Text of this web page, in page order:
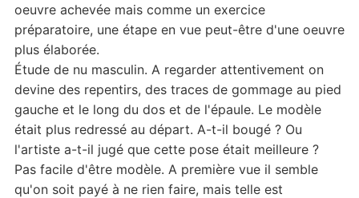
oeuvre achevée mais comme un exercice
préparatoire, une étape en vue peut-être d'une oeuvre
plus élaborée.
Étude de nu masculin. A regarder attentivement on
devine des repentirs, des traces de gommage au pied
gauche et le long du dos et de l'épaule. Le modèle
était plus redressé au départ. A-t-il bougé ? Ou
l'artiste a-t-il jugé que cette pose était meilleure ?
Pas facile d'être modèle. A première vue il semble
qu'on soit payé à ne rien faire, mais telle est